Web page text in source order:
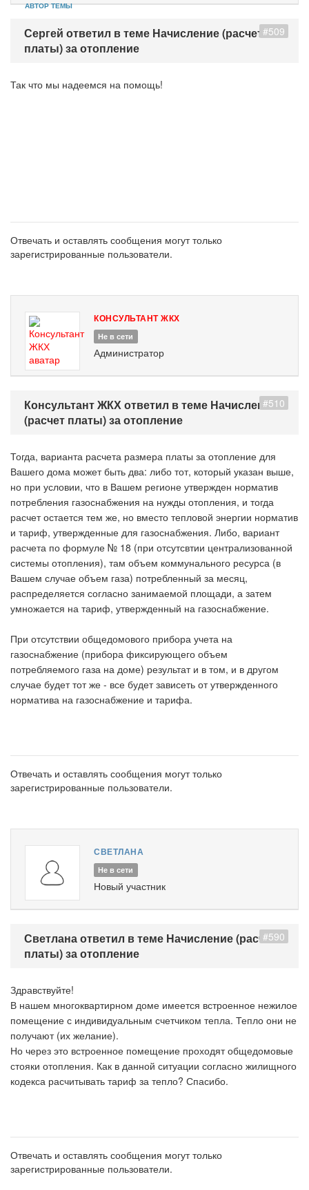
АВТОР ТЕМЫ
#509
Сергей ответил в теме Начисление (расчет
платы) за отопление
Так что мы надеемся на помощь!
Отвечать и оставлять сообщения могут только
зарегистрированные пользователи.
КОНСУЛЬТАНТ ЖКХ
Не в сети
Администратор
#510
Консультант ЖКХ ответил в теме Начисление
(расчет платы) за отопление
Тогда, варианта расчета размера платы за отопление для
Вашего дома может быть два: либо тот, который указан выше,
но при условии, что в Вашем регионе утвержден норматив
потребления газоснабжения на нужды отопления, и тогда
расчет остается тем же, но вместо тепловой энергии норматив
и тариф, утвержденные для газоснабжения. Либо, вариант
расчета по формуле № 18 (при отсутсвтии централизованной
системы отопления), там объем коммунального ресурса (в
Вашем случае объем газа) потребленный за месяц,
распределяется согласно занимаемой площади, а затем
умножается на тариф, утвержденный на газоснабжение.
При отсутствии общедомового прибора учета на
газоснабжение (прибора фиксирующего объем
потребляемого газа на доме) результат и в том, и в другом
случае будет тот же - все будет зависеть от утвержденного
норматива на газоснабжение и тарифа.
Отвечать и оставлять сообщения могут только
зарегистрированные пользователи.
СВЕТЛАНА
Не в сети
Новый участник
#590
Светлана ответил в теме Начисление (расчет
платы) за отопление
Здравствуйте!
В нашем многоквартирном доме имеется встроенное нежилое
помещение с индивидуальным счетчиком тепла. Тепло они не
получают (их желание).
Но через это встроенное помещение проходят общедомовые
стояки отопления. Как в данной ситуации согласно жилищного
кодекса расчитывать тариф за тепло? Спасибо.
Отвечать и оставлять сообщения могут только
зарегистрированные пользователи.